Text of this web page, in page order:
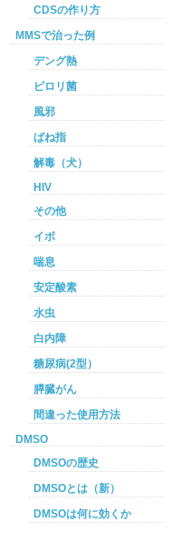
CDSの作り方
MMSで治った例
デング熱
ピロリ菌
風邪
ばね指
解毒（犬）
HIV
その他
イボ
喘息
安定酸素
水虫
白内障
糖尿病(2型）
膵臓がん
間違った使用方法
DMSO
DMSOの歴史
DMSOとは（新）
DMSOは何に効くか